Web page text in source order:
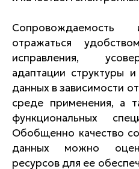
отражаться
исправления,
адаптации структуры
данных в зависимости
среде применения, а
функциональных
Обобщенно качество
данных можно
ресурсов для ее